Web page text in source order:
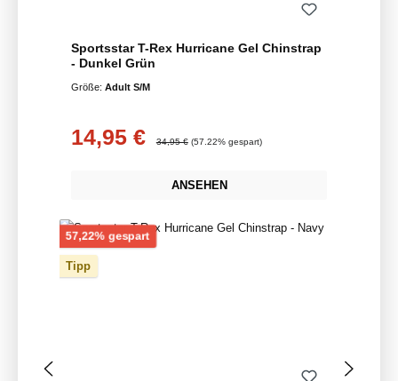
Sportsstar T-Rex Hurricane Gel Chinstrap
- Dunkel Grün
Größe: Adult S/M
Verkaufspreis:
14,95 € Regulärer Preis:
34,95 € (57.22% gespart)
ANSEHEN
57,22% gespartRabatt
Tipp